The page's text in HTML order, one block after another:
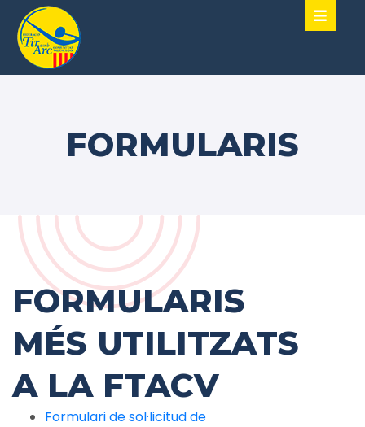
FORMULARIS
FORMULARIS
MÉS UTILITZATS
A LA FTACV
Formulari de sol·licitud de